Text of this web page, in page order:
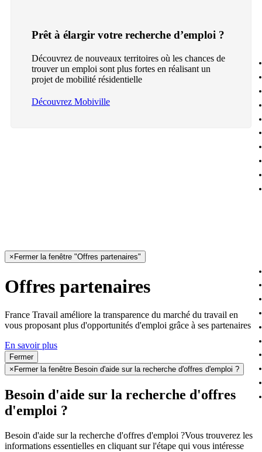
Prêt à élargir votre recherche d’emploi ?
Découvrez de nouveaux territoires où les chances de
trouver un emploi sont plus fortes en réalisant un
projet de mobilité résidentielle
Découvrez Mobiville
× Fermer la fenêtre "Offres partenaires"
Offres partenaires
France Travail améliore la transparence du marché du travail en
vous proposant plus d'opportunités d'emploi grâce à ses partenaires
En savoir plus
Fermer
× Fermer la fenêtre Besoin d'aide sur la recherche d'offres d'emploi ?
Besoin d'aide sur la recherche d'offres
d'emploi ?
Besoin d'aide sur la recherche d'offres d'emploi ?Vous trouverez les
informations essentielles en cliquant sur l'étape qui vous intéresse